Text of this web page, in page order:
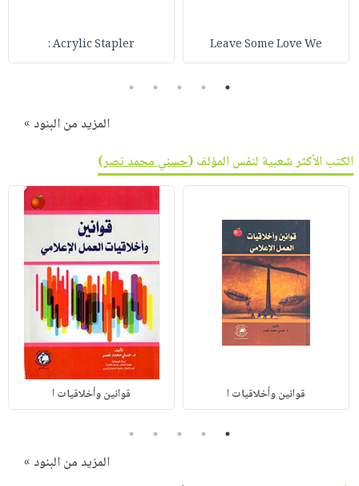
Leave Some Love We
Acrylic Stapler :
1
2
3
4
5
المزيد من البنود »
الكتب الأكثر شعبية لنفس المؤلف (حسني محمد نصر)
قوانين وأخلاقيات ا قوانين وأخلاقيات ا
1
2
3
4
5
المزيد من البنود »